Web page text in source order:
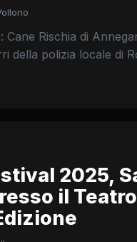
Cane Rischia di
della polizia locale di
2025,
il